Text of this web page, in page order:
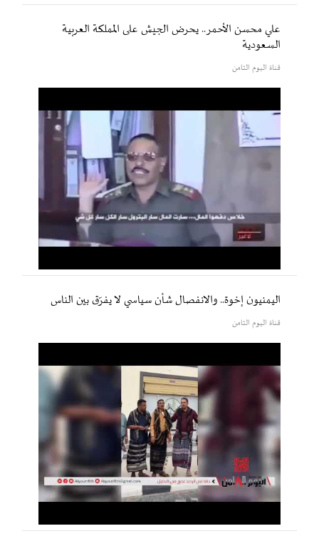
علي محسن الأحمر.. يحرض الجيش على المملكة العربية
السعودية
قناة اليوم الثامن
اليمنيون إخوة.. والانفصال شأن سياسي لا يفرّق بين الناس
قناة اليوم الثامن